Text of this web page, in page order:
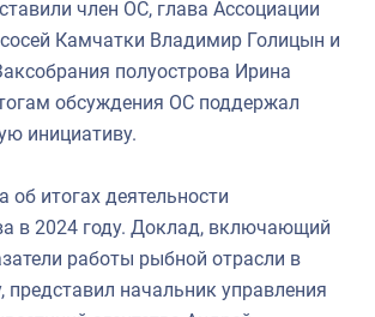
член ОС, глава Ассоциации
Камчатки Владимир Голицын и
полуострова Ирина
обсуждения ОС поддержал
инициативу.
об итогах деятельности
в 2024 году. Доклад, включающий
работы рыбной отрасли в
начальник управления